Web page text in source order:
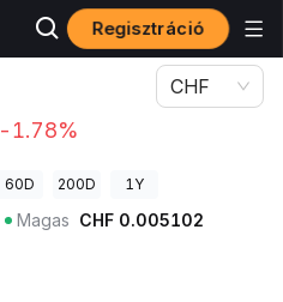
Regisztráció
-1.78%
CHF
60D 200D 1Y
Magas CHF 0.005102